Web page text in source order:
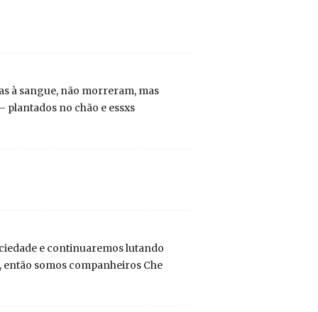
à sangue, não morreram, mas
no chão e essxs
e continuaremos lutando
somos companheiros Che